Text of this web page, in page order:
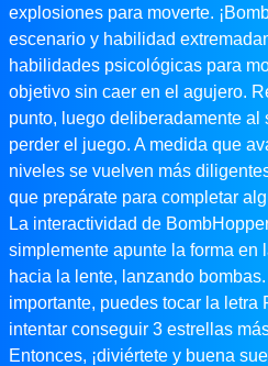
explosiones para moverte.
escenario y habilidad
habilidades psicológicas para
objetivo sin caer en el agujero.
punto, luego deliberadamente al
perder el juego. A medida que
niveles se vuelven más
que prepárate para completar
La interactividad de
simplemente apunte la forma en
hacia la lente, lanzando
importante, puedes tocar la letra
intentar conseguir 3 estrellas
Entonces, ¡diviértete y buena